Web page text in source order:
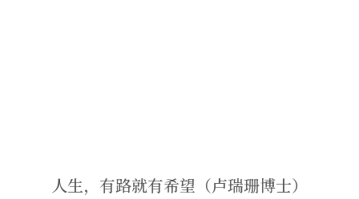
人生，有路就有希望（卢瑞珊博士）